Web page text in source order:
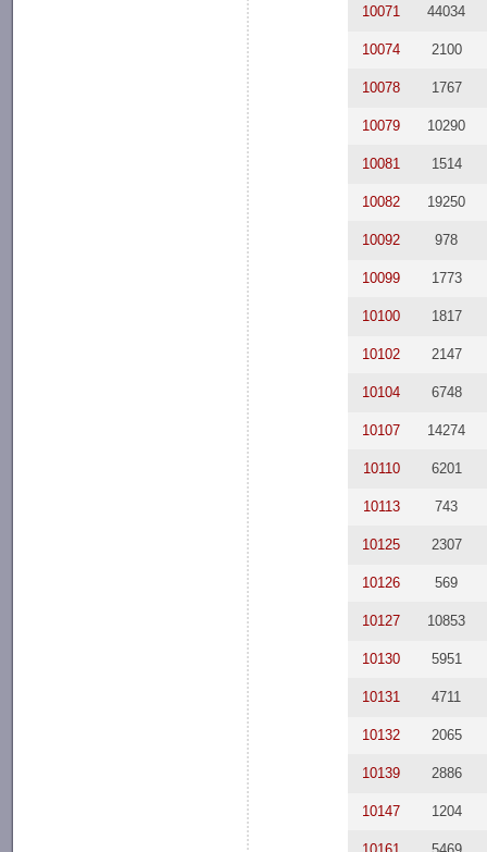
10071 44034
10074 2100
10078 1767
10079 10290
10081 1514
10082 19250
10092 978
10099 1773
10100 1817
10102 2147
10104 6748
10107 14274
10110 6201
10113 743
10125 2307
10126 569
10127 10853
10130 5951
10131 4711
10132 2065
10139 2886
10147 1204